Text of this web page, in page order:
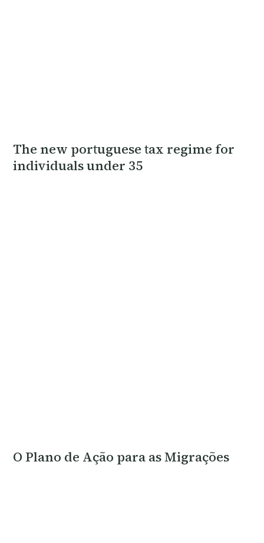
The new portuguese tax regime for
individuals under 35
O Plano de Ação para as Migrações